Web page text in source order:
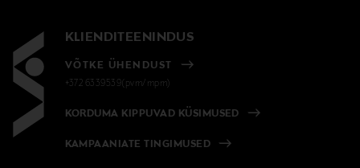
KLIENDITEENINDUS
VÕTKE ÜHENDUST
+372 6339539(pvm/mpm)
KORDUMA KIPPUVAD KÜSIMUSED
KAMPAANIATE TINGIMUSED